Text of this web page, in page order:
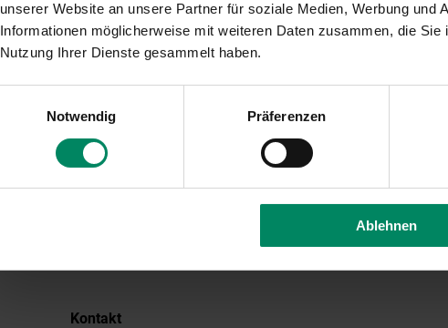
unserer Website an unsere Partner für soziale Medien, Werbung und
Informationen möglicherweise mit weiteren Daten zusammen, die
Nutzung Ihrer Dienste gesammelt haben.
Notwendig
Präferenzen
Ablehnen
Die geplanten umweltrelevanten Investitionskosten zur
Endenergieeffizienzsteigerung müssen mindestens 1,0
Jahr eingespart werden.
Die geförderte Maßnahme muss bis spätestens
Kontakt